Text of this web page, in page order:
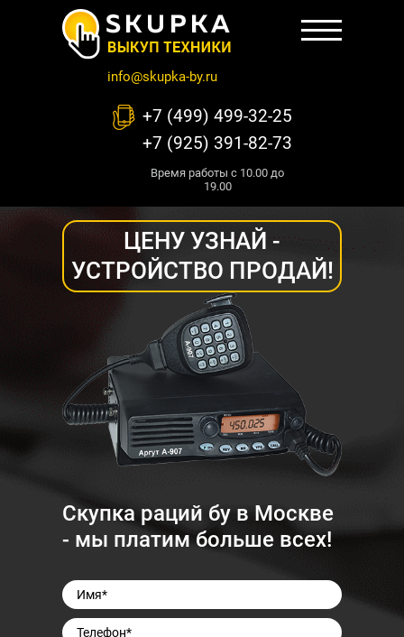
info@skupka-by.ru
+7 (499) 499-32-25
+7 (925) 391-82-73
Время работы с 10.00 до
19.00
ЦЕНУ УЗНАЙ -
УСТРОЙСТВО ПРОДАЙ!
Скупка раций бу в Москве
- мы платим больше всех!